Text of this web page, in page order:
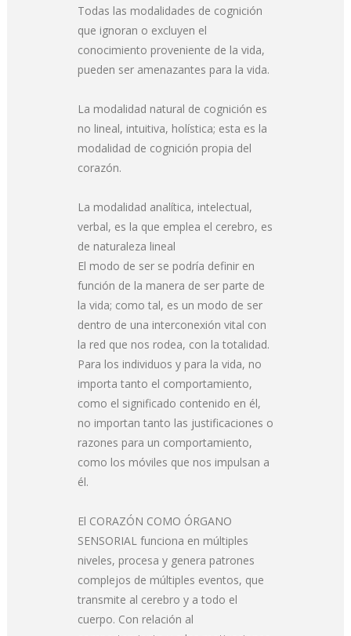
Todas las modalidades de cognición
que ignoran o excluyen el
conocimiento proveniente de la vida,
pueden ser amenazantes para la vida.
La modalidad natural de cognición es
no lineal, intuitiva, holística; esta es la
modalidad de cognición propia del
corazón.
La modalidad analítica, intelectual,
verbal, es la que emplea el cerebro, es
de naturaleza lineal
El modo de ser se podría definir en
función de la manera de ser parte de
la vida; como tal, es un modo de ser
dentro de una interconexión vital con
la red que nos rodea, con la totalidad.
Para los individuos y para la vida, no
importa tanto el comportamiento,
como el significado contenido en él,
no importan tanto las justificaciones o
razones para un comportamiento,
como los móviles que nos impulsan a
él.
El CORAZÓN COMO ÓRGANO
SENSORIAL funciona en múltiples
niveles, procesa y genera patrones
complejos de múltiples eventos, que
transmite al cerebro y a todo el
cuerpo. Con relación al